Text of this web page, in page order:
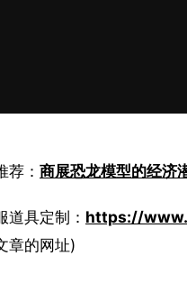
荐： 商展恐龙模型的经济
道具定制： https://
章的网址)